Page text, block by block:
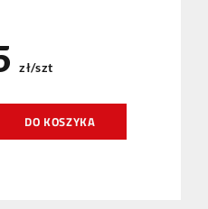
zł/szt
DO KOSZYKA